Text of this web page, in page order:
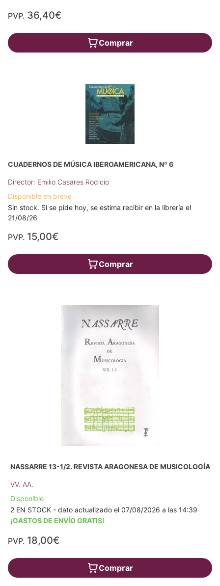
PVP. 36,40€
Comprar
CUADERNOS DE MÚSICA IBEROAMERICANA, Nº 6
Director: Emilio Casares Rodicio
Disponible en breve
Sin stock. Si se pide hoy, se estima recibir en la librería el
21/08/26
PVP. 15,00€
Comprar
NASSARRE 13-1/2. REVISTA ARAGONESA DE MUSICOLOGÍA
VV. AA.
Disponible
2 EN STOCK - dato actualizado el 07/08/2026 a las 14:39
¡GASTOS DE ENVÍO GRATIS!
PVP. 18,00€
Comprar